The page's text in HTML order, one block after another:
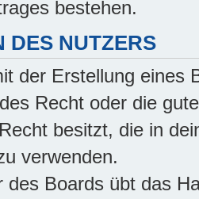
bestehen.
DES NUTZERS
der Erstellung eines
Recht oder die
besitzt, die in
verwenden.
des Boards übt das